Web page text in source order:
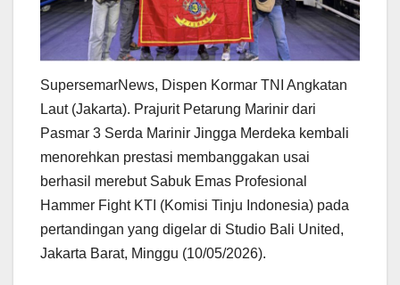
SupersemarNews, Dispen Kormar TNI Angkatan
Laut (Jakarta). Prajurit Petarung Marinir dari
Pasmar 3 Serda Marinir Jingga Merdeka kembali
menorehkan prestasi membanggakan usai
berhasil merebut Sabuk Emas Profesional
Hammer Fight KTI (Komisi Tinju Indonesia) pada
pertandingan yang digelar di Studio Bali United,
Jakarta Barat, Minggu (10/05/2026).